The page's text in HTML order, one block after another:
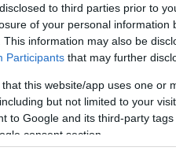
to third parties prior to
of your personal information
This information may also be
Participants that may further
that this website/app uses one or
but not limited to your
to Google and its third-party
consent section.
! ‐Belépés Facebookkal